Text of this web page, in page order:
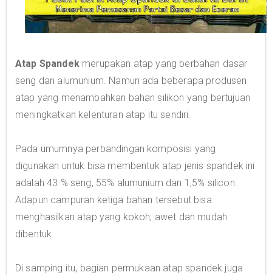
Atap Spandekmerupakan atap yang berbahan dasar
seng dan alumunium. Namun ada beberapa produsen
atap yang menambahkan bahan silikon yang bertujuan
meningkatkan kelenturan atap itu sendiri.
Pada umumnya perbandingan komposisi yang
digunakan untuk bisa membentuk atap jenis spandek ini
adalah 43 % seng, 55% alumunium dan 1,5% silicon.
Adapun campuran ketiga bahan tersebut bisa
menghasilkan atap yang kokoh, awet dan mudah
dibentuk.
Di samping itu, bagian permukaan atap spandek juga